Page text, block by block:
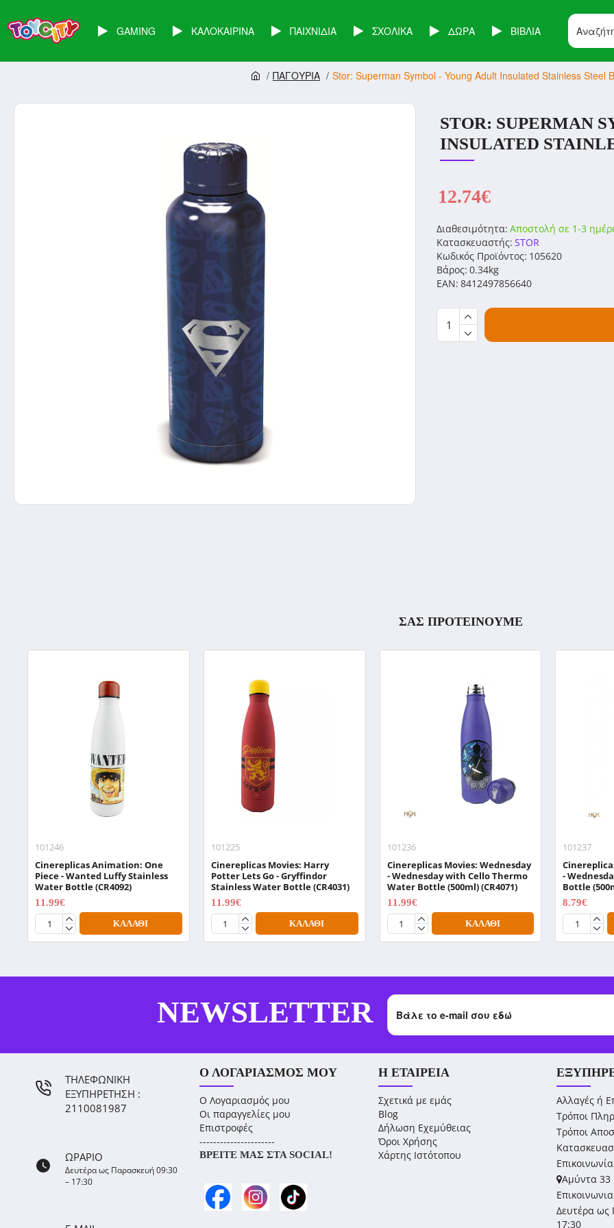
GAMING ΚΑΛΟΚΑΙΡΙΝΑ ΠΑΙΧΝΙΔΙΑ ΣΧΟΛΙΚΑ ΔΩΡΑ ΒΙΒΛΙΑ
ΠΑΓΟΥΡΙΑ Stor: Superman Symbol - Young Adult Insulated Stainless Steel
STOR: SUPERMAN
INSULATED
Διαθεσιμότητα: Αποστολή σε 1-3
Κατασκευαστής: STOR
Κωδικός Προϊόντος: 105620
Βάρος: 0.34kg
EAN: 8412497856640
12.74€
ΣΑΣ ΠΡΟΤΕΙΝΟΥΜΕ
101246
Cinereplicas Animation: One
Piece - Wanted Luffy Stainless
Water Bottle (CR4092)
11.99€
ΚΑΛΆΘΙ
101225
Cinereplicas Movies: Harry
Potter Lets Go - Gryffindor
Stainless Water Bottle (CR4031)
11.99€
ΚΑΛΆΘΙ
101236
Cinereplicas Movies: Wednesday
- Wednesday with Cello Thermo
Water Bottle (500ml) (CR4071)
11.99€
ΚΑΛΆΘΙ
101237
-
Bottle
8.79€
NEWSLETTER
ΤΗΛΕΦΩΝΙΚΗ
ΕΞΥΠΗΡΕΤΗΣΗ :
2110081987
ΩΡΑΡΙΟ
Δευτέρα ως Παρασκευή 09:30
– 17:30
Ο ΛΟΓΑΡΙΑΣΜΌΣ ΜΟΥ
Ο Λογαριασμός μου
Οι παραγγελίες μου
Επιστροφές
----------------------
ΒΡΕΊΤΕ ΜΑΣ ΣΤΑ SOCIAL!
Η ΕΤΑΙΡΕΊΑ
Σχετικά με εμάς
Blog
Δήλωση Εχεμύθειας
Όροι Χρήσης
Χάρτης Ιστότοπου
Αλλαγές ή
Τρόποι
Τρόποι
Επικοινωνία
Αμύντα 33
Δευτέρα ως
17:30